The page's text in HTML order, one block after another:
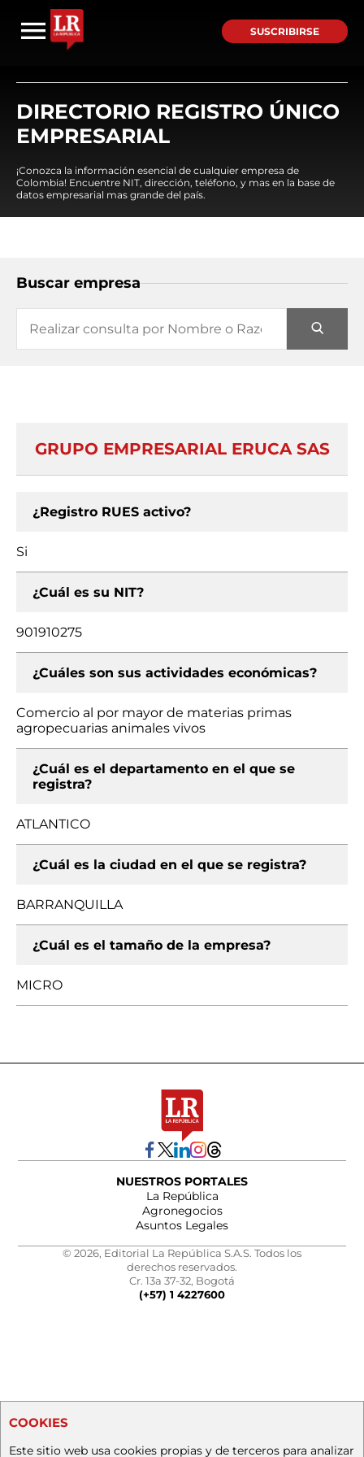
SUSCRIBIRSE
DIRECTORIO REGISTRO ÚNICO
EMPRESARIAL
¡Conozca la información esencial de cualquier empresa de
Colombia! Encuentre NIT, dirección, teléfono, y mas en la base de
datos empresarial mas grande del país.
Buscar empresa
GRUPO EMPRESARIAL ERUCA SAS
¿Registro RUES activo?
Si
¿Cuál es su NIT?
901910275
¿Cuáles son sus actividades económicas?
Comercio al por mayor de materias primas
agropecuarias animales vivos
¿Cuál es el departamento en el que se
registra?
ATLANTICO
¿Cuál es la ciudad en el que se registra?
BARRANQUILLA
¿Cuál es el tamaño de la empresa?
MICRO
NUESTROS PORTALES
La República
Agronegocios
Asuntos Legales
© 2026, Editorial La República S.A.S. Todos los
derechos reservados.
Cr. 13a 37-32, Bogotá
(+57) 1 4227600
COOKIES
Este sitio web usa cookies propias y de terceros para analizar